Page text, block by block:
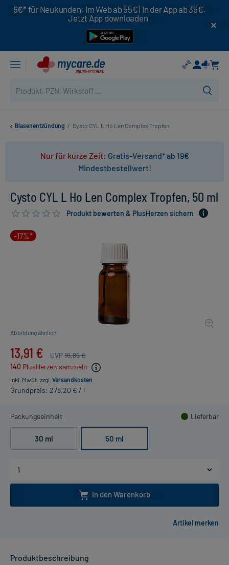
5€* für Neukunden: Im Web ab 55€ | In der App ab 35€.
Jetzt App downloaden
Blasenentzündung / Cysto CYL L Ho Len Complex Tropfen
Nur für kurze Zeit: Gratis-Versand* ab 19€
Mindestbestellwert!
Cysto CYL L Ho Len Complex Tropfen, 50 ml
Produkt bewerten & PlusHerzen sichern
-17%*
Abbildung ähnlich
13,91 € UVP16,85 €
140 PlusHerzen sammeln
inkl. MwSt. zzgl. Versandkosten
Grundpreis: 278,20 € / l
Packungseinheit Lieferbar
30 ml 50 ml
In den Warenkorb
Produktbeschreibung